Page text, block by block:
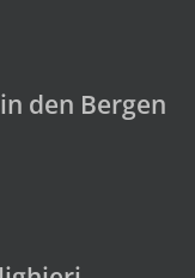
den Bergen